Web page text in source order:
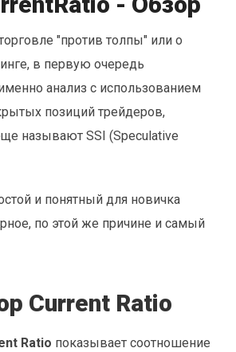
"против толпы" или о
в первую очередь
анализ с использованием
позиций трейдеров,
называют SSI (Speculative
и понятный для новичка
по этой же причине и самый
Current Ratio
Ratio показывает соотношение